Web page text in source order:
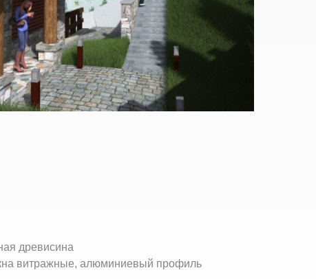
древисина
витражные, алюминиевый профиль